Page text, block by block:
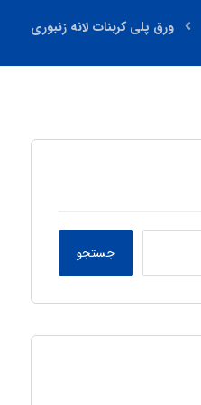
ورق پلی کربنات لانه زنبوری
جستجو